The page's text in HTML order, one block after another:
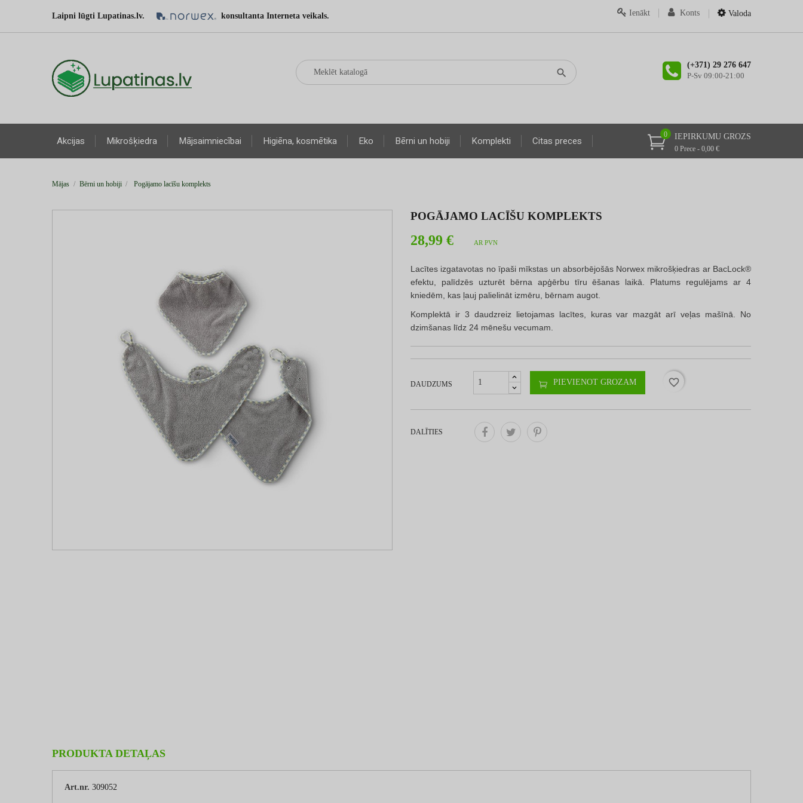
Laipni lūgti Lupatinas.lv. konsultanta Interneta veikals. Valoda
Konts
Ienākt
(+371) 29 276 647
P-Sv 09:00-21:00
IEPIRKUMU GROZS
0 Prece - 0,00 €
0
Akcijas Mikrošķiedra Mājsaimniecībai Higiēna, kosmētika Eko Bērni un hobiji Komplekti Citas preces
Mājas Bērni un hobiji Pogājamo lacīšu komplekts
POGĀJAMO LACĪŠU KOMPLEKTS
28,99 € AR PVN
Lacītes izgatavotas no īpaši mīkstas un absorbējošās Norwex mikrošķiedras ar BacLock®
efektu, palīdzēs uzturēt bērna apģērbu tīru ēšanas laikā. Platums regulējams ar 4
kniedēm, kas ļauj palielināt izmēru, bērnam augot.
Komplektā ir 3 daudzreiz lietojamas lacītes, kuras var mazgāt arī veļas mašīnā. No
dzimšanas līdz 24 mēnešu vecumam.
DAUDZUMS PIEVIENOT GROZAM favorite_border
DALĪTIES
PRODUKTA DETAĻAS
Art.nr. 309052